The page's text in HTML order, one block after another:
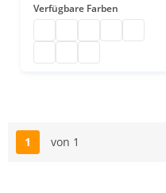
Verfügbare Farben
Seite
1 von 1